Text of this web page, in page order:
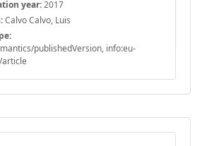
year:2017
Calvo Calvo, Luis
publishedVersion, info:eu-